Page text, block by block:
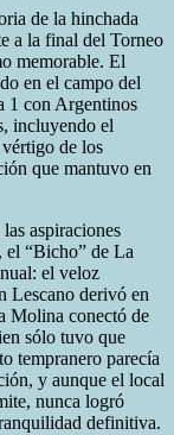
de la hinchada
a la final del Torneo
memorable. El
en el campo del
1 con Argentinos
incluyendo el
de los
que mantuvo en
aspiraciones
el “Bicho” de La
el veloz
Lescano derivó en
Molina conectó de
sólo tuvo que
tempranero parecía
y aunque el local
nunca logró
definitiva.